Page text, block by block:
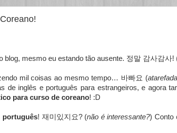
mesmo eu estando tão ausente. 정말 감사감사!
mil coisas ao mesmo tempo… 바빠요 (
de inglês e português para estrangeiros, e agora
para curso de coreano! :D
português! 재미있지요? (não é interessante?) Conto